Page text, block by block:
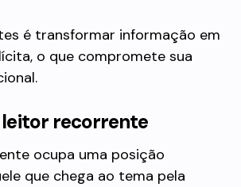
é transformar informação em
o que compromete sua
leitor recorrente
ocupa uma posição
que chega ao tema pela